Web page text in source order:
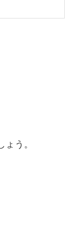
う。